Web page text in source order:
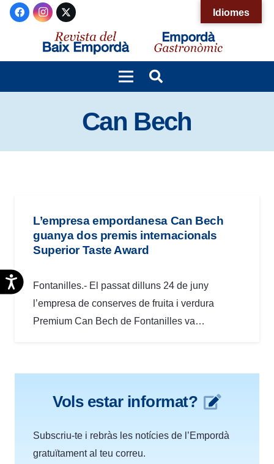
Nota:
web
accesibilidad.
Accesibilidad
Can Bech
L’empresa empordanesa Can Bech
guanya dos premis internacionals
Superior Taste Award
Fontanilles.- El passat dilluns 24 de juny
l’empresa de conserves de fruita i verdura
Premium Can Bech de Fontanilles va…
Vols estar informat?
Subscriu-te i rebràs les notícies de l’Empordà
gratuïtament al teu correu.
Idiomes